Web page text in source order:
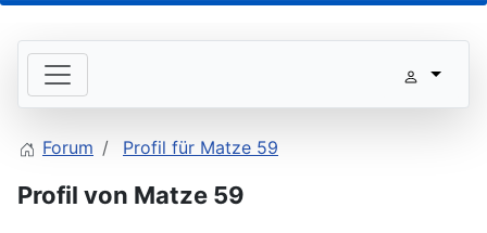
Forum Profil für Matze 59
Profil von Matze 59